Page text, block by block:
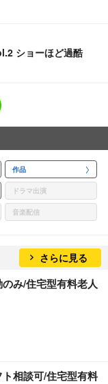
ショーほど過酷
作品
ドラマ出演
音楽配信
さらに見る
み/住宅型有料老人
ト相談可/住宅型有料